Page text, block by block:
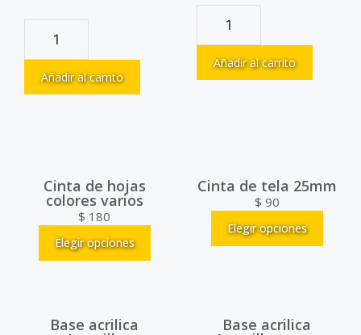
Añadir al carrito
Añadir al carrito
Cinta de hojas
colores varios
$ 180
Elegir opciones
Cinta de tela 25mm
$ 90
Elegir opciones
Base acrilica Base acrilica